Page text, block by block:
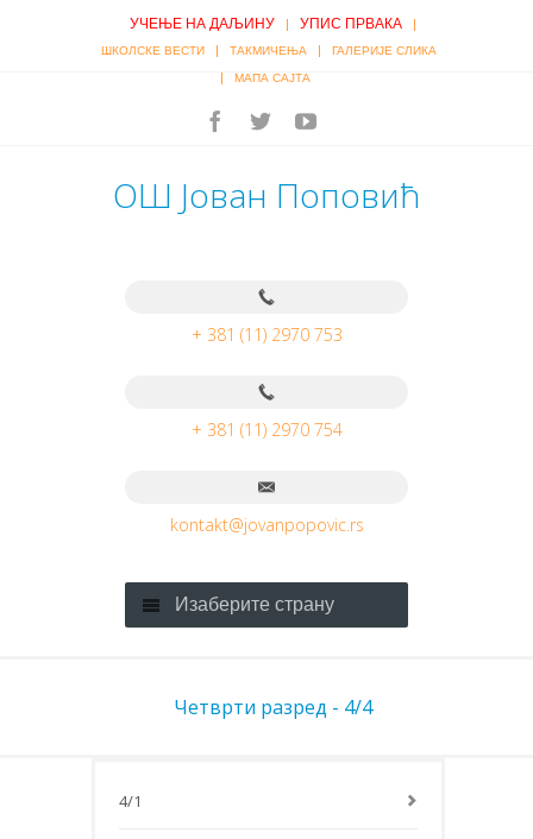
УЧЕЊЕ НА ДАЉИНУ | УПИС ПРВАКА |
ШКОЛСКЕ ВЕСТИ | ТАКМИЧЕЊА | ГАЛЕРИЈЕ СЛИКА
| МАПА САЈТА
ОШ Јован Поповић
+ 381 (11) 2970 753
+ 381 (11) 2970 754
kontakt@jovanpopovic.rs
Изаберите страну
Четврти разред - 4/4
4/1